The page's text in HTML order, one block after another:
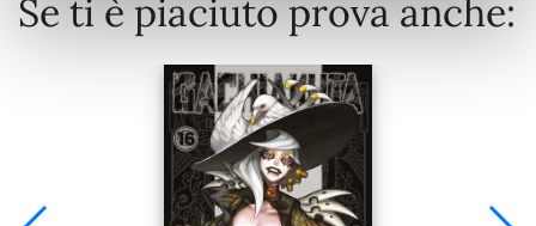
Se ti è piaciuto prova anche: